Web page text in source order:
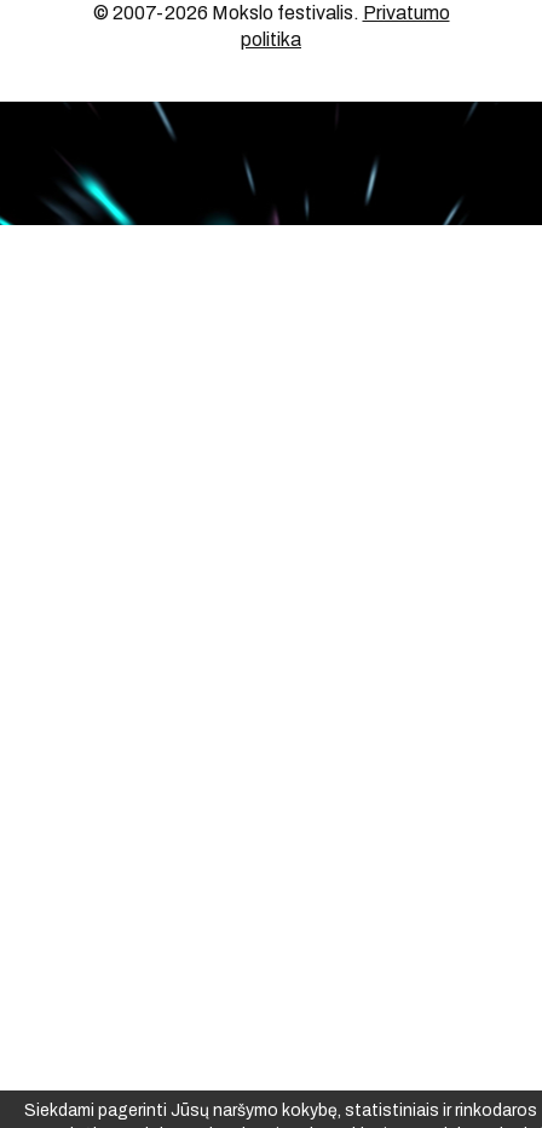
© 2007-2026 Mokslo festivalis. Privatumo
politika
Siekdami pagerinti Jūsų naršymo kokybę, statistiniais ir